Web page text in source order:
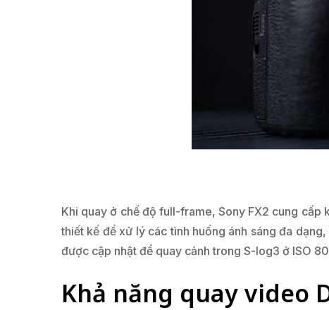
Khi quay ở chế độ full-frame, Sony FX2 cung
thiết kế để xử lý các tình huống ánh sáng đa
được cập nhật để quay cảnh trong S-log3 ở ISO
Khả năng quay video